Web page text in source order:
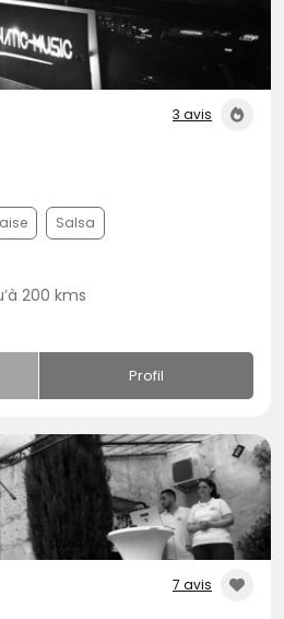
3 avis
Salsa
200 kms
Profil
7 avis